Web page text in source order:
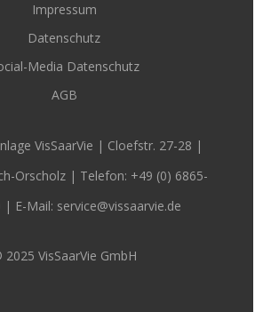
Impressum
Datenschutz
Media Datenschutz
AGB
VisSaarVie | Cloefstr. 27-28 |
Orscholz | Telefon: +49 (0) 6865-
| E-Mail: service@vissaarvie.de
2025 VisSaarVie GmbH